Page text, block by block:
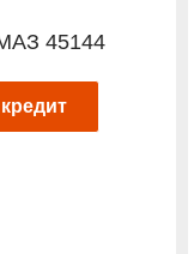
45144